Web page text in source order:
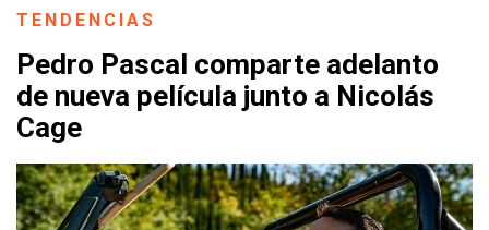
TENDENCIAS
Pedro Pascal comparte adelanto
de nueva película junto a Nicolás
Cage